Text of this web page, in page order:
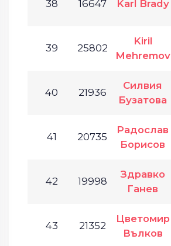
38 16647 Karl Brady
39 25802
Kiril
Mehremov
40 21936
Силвия
Бузатова
41 20735
Радослав
Борисов
42 19998
Здравко
Ганев
43 21352
Цветомир
Вълков